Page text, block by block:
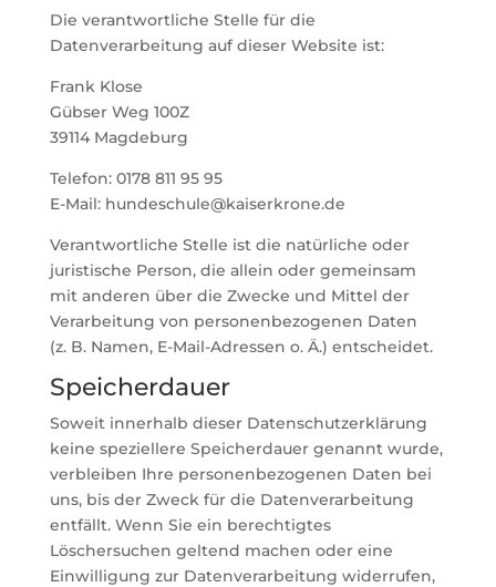
Die verantwortliche Stelle für die
Datenverarbeitung auf dieser Website ist:
Frank Klose
Gübser Weg 100Z
39114 Magdeburg
Telefon: 0178 811 95 95
E-Mail: hundeschule@kaiserkrone.de
Verantwortliche Stelle ist die natürliche oder
juristische Person, die allein oder gemeinsam
mit anderen über die Zwecke und Mittel der
Verarbeitung von personenbezogenen Daten
(z. B. Namen, E-Mail-Adressen o. Ä.) entscheidet.
Speicherdauer
Soweit innerhalb dieser Datenschutzerklärung
keine speziellere Speicherdauer genannt wurde,
verbleiben Ihre personenbezogenen Daten bei
uns, bis der Zweck für die Datenverarbeitung
entfällt. Wenn Sie ein berechtigtes
Löschersuchen geltend machen oder eine
Einwilligung zur Datenverarbeitung widerrufen,